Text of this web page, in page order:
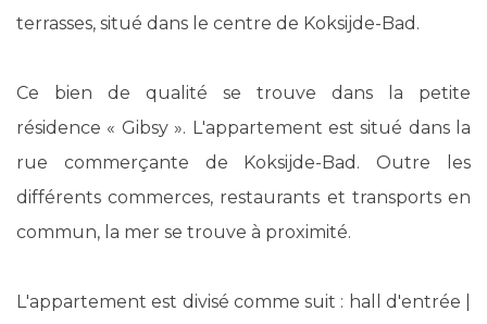
terrasses, situé dans le centre de Koksijde-Bad.
Ce bien de qualité se trouve dans la petite
résidence « Gibsy ». L'appartement est situé dans la
rue commerçante de Koksijde-Bad. Outre les
différents commerces, restaurants et transports en
commun, la mer se trouve à proximité.
L'appartement est divisé comme suit : hall d'entrée |